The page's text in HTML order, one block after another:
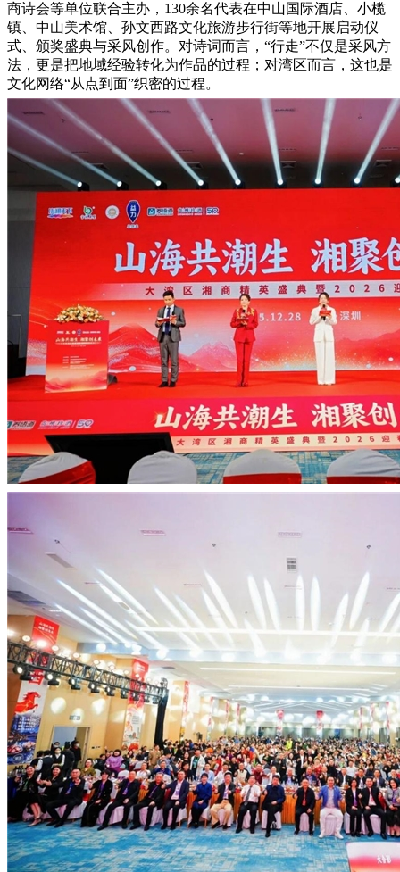
商诗会等单位联合主办，130余名代表在中山国际酒店、小榄
镇、中山美术馆、孙文西路文化旅游步行街等地开展启动仪
式、颁奖盛典与采风创作。对诗词而言，“行走”不仅是采风方
法，更是把地域经验转化为作品的过程；对湾区而言，这也是
文化网络“从点到面”织密的过程。